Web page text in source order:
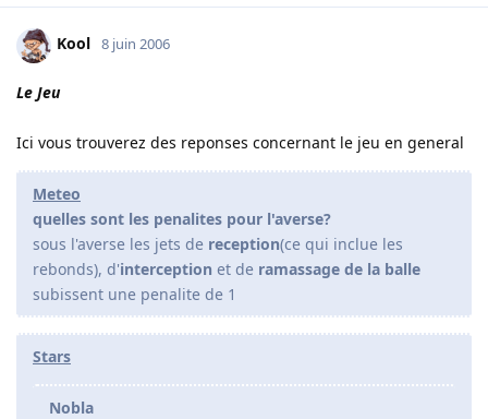
Kool 8 juin 2006
Le Jeu
Ici vous trouverez des reponses concernant le jeu en general
Meteo
quelles sont les penalites pour l'averse?
sous l'averse les jets de reception(ce qui inclue les
rebonds), d'interception et de ramassage de la balle
subissent une penalite de 1
Stars
Nobla